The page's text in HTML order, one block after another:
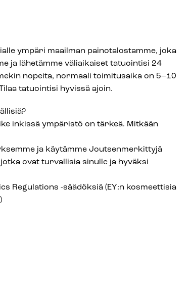
ympäri maailman painotalostamme, joka
ja lähetämme väliaikaiset tatuointisi 24
nopeita, normaali toimitusaika on 5–10
tatuointisi hyvissä ajoin.
inkissä ympäristö on tärkeä. Mitkään
ja käytämme Joutsenmerkittyjä
ovat turvallisia sinulle ja hyväksi
Regulations -säädöksiä (EY:n kosmeettisia